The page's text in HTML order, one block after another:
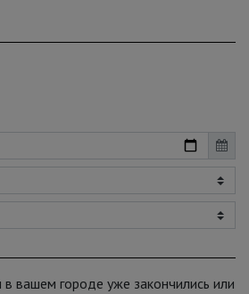
вашем городе уже закончились или